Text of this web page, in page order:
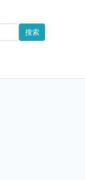
搜索